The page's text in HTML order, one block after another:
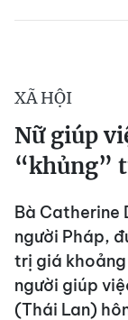
XÃ HỘI
Nữ giúp
“khủng”
Bà Catherine
người Pháp,
trị giá
người giúp
(Thái Lan)